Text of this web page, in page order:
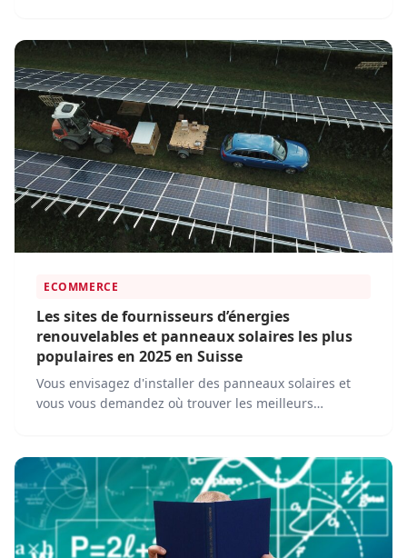
par l’essor de plateformes spécialisées qui simplifient
l’accès aux produits de santé pour les professionnels
et les particuliers.
ECOMMERCE
Les sites de fournisseurs d’énergies
renouvelables et panneaux solaires les plus
populaires en 2025 en Suisse
Vous envisagez d'installer des panneaux solaires et
vous vous demandez où trouver les meilleurs